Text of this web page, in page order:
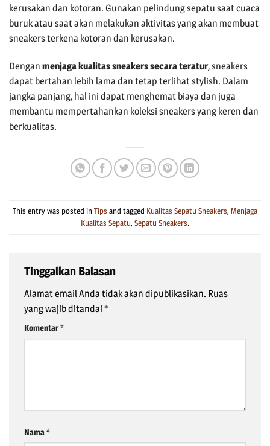
kerusakan dan kotoran. Gunakan pelindung sepatu saat cuaca
buruk atau saat akan melakukan aktivitas yang akan membuat
sneakers terkena kotoran dan kerusakan.
Dengan menjaga kualitas sneakers secara teratur, sneakers
dapat bertahan lebih lama dan tetap terlihat stylish. Dalam
jangka panjang, hal ini dapat menghemat biaya dan juga
membantu mempertahankan koleksi sneakers yang keren dan
berkualitas.
This entry was posted in Tips and tagged Kualitas Sepatu Sneakers, Menjaga
Kualitas Sepatu, Sepatu Sneakers.
Tinggalkan Balasan
Alamat email Anda tidak akan dipublikasikan. Ruas
yang wajib ditandai *
Komentar*
Nama*